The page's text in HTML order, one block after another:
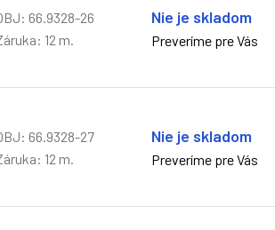
66.9328-26
12 m.
Nie je skladom
Preveríme pre Vás
66.9328-27
12 m.
Nie je skladom
Preveríme pre Vás